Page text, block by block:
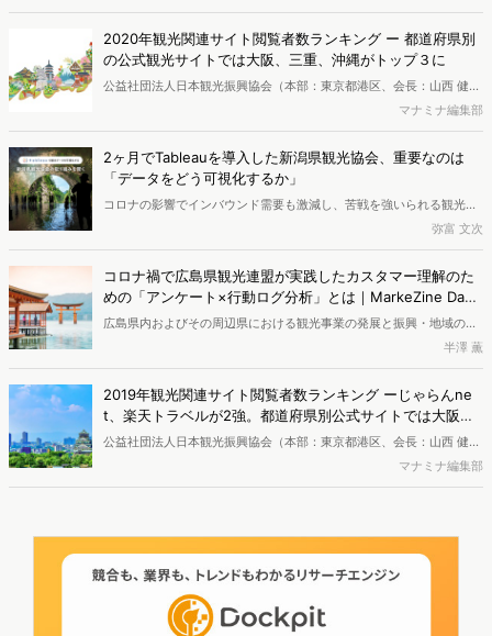
覧データ等を使用。ホテルの宿泊客数データとも照らし合わせ、市場
ニーズの増減把握に役立てています。「行こう指数」開発の背景や課
題、今後のデータ活用と京都観光のあり方について、京都市観光協会
の堀江卓矢さんにお話をお聞きしました。
2020年観光関連サイト閲覧者数ランキング ー 都道府県別
の公式観光サイトでは大阪、三重、沖縄がトップ３に
公益社団法人日本観光振興協会（本部：東京都港区、会長：山西 健一
郎）は、ネット行動分析サービスを提供する株式会社ヴァリューズ
（本社：東京都港区、代表取締役社長：辻本 秀幸）と協同で、2020
年の観光関連Webサイトの年間閲覧者数を調査しました。
マナミナ編集部
2ヶ月でTableauを導入した新潟県観光協会、重要なのは
「データをどう可視化するか」
コロナの影響でインバウンド需要も激減し、苦戦を強いられる観光業
界。それでもこの機会にと、データ利活用やDXの取り組みを進める自
治体も見られます。そのひとつ、新潟県観光協会では3つの事業の柱
を立てて観光マーケティングを進めつつ、県や市町村の関係者がデー
タを共有できるTableauダッシュボードを構築。着々と基盤を整える
新潟県観光協会の取り組みについて、課長の磯貝さんに加え、
Tableau Softwareの上原さん、ヴァリューズの子安、宇都宮にマナミ
弥富 文次
コロナ禍で広島県観光連盟が実践したカスタマー理解のた
めの「アンケート×行動ログ分析」とは｜MarkeZine Day
2020セミナーレポート
広島県内およびその周辺県における観光事業の発展と振興・地域の活
性化を図る、一般社団法人広島県観光連盟（HIT）。今回は2020年9
月1日に開催されたMarkeZine Day 2020 Autumnで解説された、コロ
ナ禍で広島県観光連盟が推進した、新たな商品開発における「圧倒的
なカスタマー理解のための、ヴァリューズ独自保有のネット行動ログ
とアンケートを掛け合わせた分析手法」をご紹介します。
半澤 薫
2019年観光関連サイト閲覧者数ランキング ーじゃらんne
t、楽天トラベルが2強。都道府県別公式サイトでは大阪府
と三重県が上位に
公益社団法人日本観光振興協会（本部：東京都港区、会長：山西 健一
郎）は、ネット行動分析サービスを提供する株式会社ヴァリューズ
（本社：東京都港区、代表取締役社長：辻本 秀幸）と協同で、2019
マナミナ編集部